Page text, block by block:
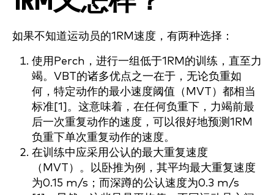
如果不知道运动员的1RM速度，有两种选择：
使用Perch，进行一组低于1RM的训练，直至力
竭。VBT的诸多优点之一在于，无论负重如
何，特定动作的最小速度阈值（MVT）都相当
标准[1]。这意味着，在任何负重下，力竭前最
后一次重复动作的速度，可以很好地预测1RM
负重下单次重复动作的速度。
在训练中应采用公认的最大重复速度
（MVT）。以卧推为例，其平均最大重复速度
为0.15 m/s；而深蹲的公认速度为0.3 m/s